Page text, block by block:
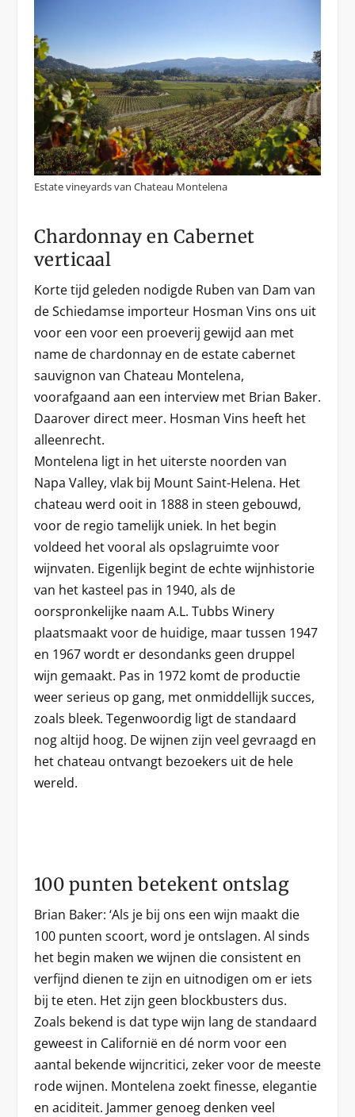
Estate vineyards van Chateau Montelena
Chardonnay en Cabernet
verticaal
Korte tijd geleden nodigde Ruben van Dam van
de Schiedamse importeur Hosman Vins ons uit
voor een voor een proeverij gewijd aan met
name de chardonnay en de estate cabernet
sauvignon van Chateau Montelena,
voorafgaand aan een interview met Brian Baker.
Daarover direct meer. Hosman Vins heeft het
alleenrecht.
Montelena ligt in het uiterste noorden van
Napa Valley, vlak bij Mount Saint-Helena. Het
chateau werd ooit in 1888 in steen gebouwd,
voor de regio tamelijk uniek. In het begin
voldeed het vooral als opslagruimte voor
wijnvaten. Eigenlijk begint de echte wijnhistorie
van het kasteel pas in 1940, als de
oorspronkelijke naam A.L. Tubbs Winery
plaatsmaakt voor de huidige, maar tussen 1947
en 1967 wordt er desondanks geen druppel
wijn gemaakt. Pas in 1972 komt de productie
weer serieus op gang, met onmiddellijk succes,
zoals bleek. Tegenwoordig ligt de standaard
nog altijd hoog. De wijnen zijn veel gevraagd en
het chateau ontvangt bezoekers uit de hele
wereld.
100 punten betekent ontslag
Brian Baker: ‘Als je bij ons een wijn maakt die
100 punten scoort, word je ontslagen. Al sinds
het begin maken we wijnen die consistent en
verfijnd dienen te zijn en uitnodigen om er iets
bij te eten. Het zijn geen blockbusters dus.
Zoals bekend is dat type wijn lang de standaard
geweest in Californië en dé norm voor een
aantal bekende wijncritici, zeker voor de meeste
rode wijnen. Montelena zoekt finesse, elegantie
en aciditeit. Jammer genoeg denken veel